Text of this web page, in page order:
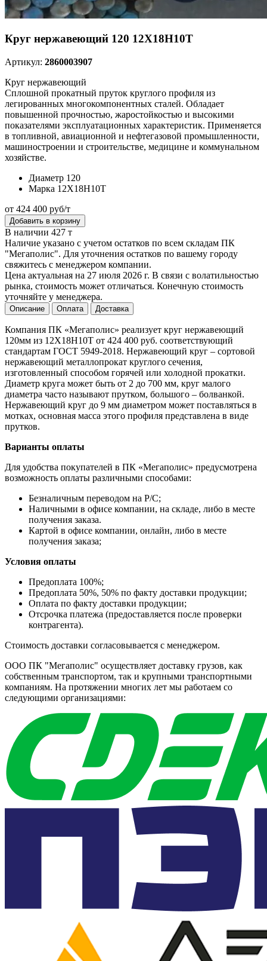
Круг нержавеющий 120 12Х18Н10Т
Артикул: 2860003907
Круг нержавеющий
Сплошной прокатный пруток круглого профиля из
легированных многокомпонентных сталей. Обладает
повышенной прочностью, жаростойкостью и высокими
показателями эксплуатационных характеристик. Применяется
в топливной, авиационной и нефтегазовой промышленности,
машиностроении и строительстве, медицине и коммунальном
хозяйстве.
Диаметр 120
Марка 12Х18Н10Т
от 424 400 руб/т
Добавить в корзину
В наличии 427 т
Наличие указано с учетом остатков по всем складам ПК
"Мегаполис". Для уточнения остатков по вашему городу
свяжитесь с менеджером компании.
Цена актуальная на 27 июля 2026 г. В связи с волатильностью
рынка, стоимость может отличаться. Конечную стоимость
уточняйте у менеджера.
Описание Оплата Доставка
Компания ПК «Мегаполис» реализует круг нержавеющий
120мм из 12Х18Н10Т от 424 400 руб. соответствующий
стандартам ГОСТ 5949-2018. Нержавеющий круг – сортовой
нержавеющий металлопрокат круглого сечения,
изготовленный способом горячей или холодной прокатки.
Диаметр круга может быть от 2 до 700 мм, круг малого
диаметра часто называют прутком, большого – болванкой.
Нержавеющий круг до 9 мм диаметром может поставляться в
мотках, основная масса этого профиля представлена в виде
прутков.
Варианты оплаты
Для удобства покупателей в ПК «Мегаполис» предусмотрена
возможность оплаты различными способами:
Безналичным переводом на Р/С;
Наличными в офисе компании, на складе, либо в месте
получения заказа.
Картой в офисе компании, онлайн, либо в месте
получения заказа;
Условия оплаты
Предоплата 100%;
Предоплата 50%, 50% по факту доставки продукции;
Оплата по факту доставки продукции;
Отсрочка платежа (предоставляется после проверки
контрагента).
Стоимость доставки согласовывается с менеджером.
ООО ПК "Мегаполис" осуществляет доставку грузов, как
собственным транспортом, так и крупными транспортными
компаниям. На протяжении многих лет мы работаем со
следующими организациями: